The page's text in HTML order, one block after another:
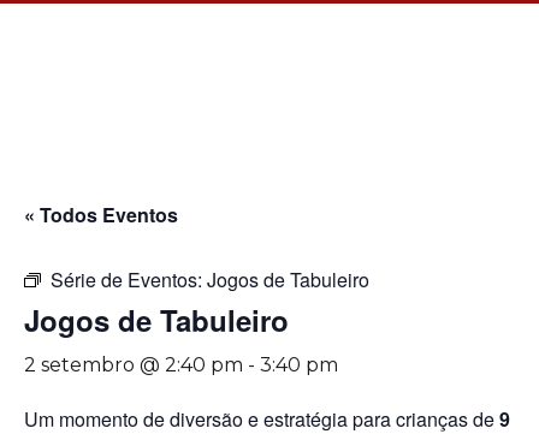
« Todos Eventos
Série de Eventos: Jogos de Tabuleiro
Jogos de Tabuleiro
2 setembro @ 2:40 pm - 3:40 pm
Um momento de diversão e estratégia para crianças de9